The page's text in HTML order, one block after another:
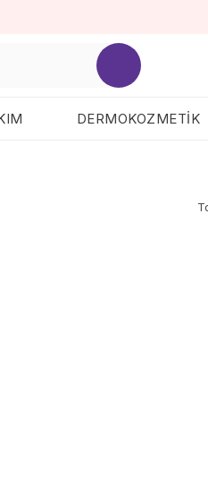
DERMOKOZMETİK